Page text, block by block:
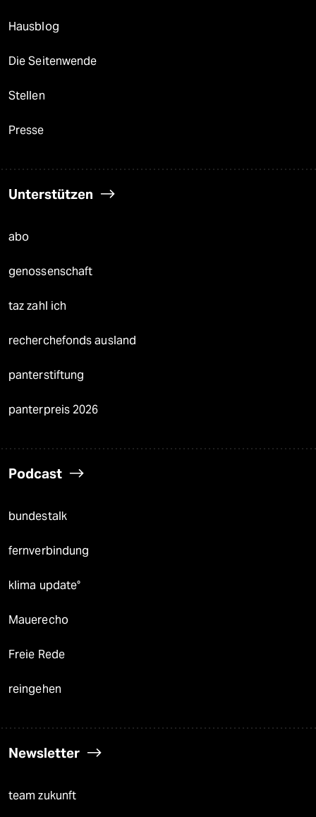
Hausblog
Die Seitenwende
Stellen
Presse
Unterstützen
abo
genossenschaft
taz zahl ich
recherchefonds ausland
panterstiftung
panterpreis 2026
Podcast
bundestalk
fernverbindung
klima update°
Mauerecho
Freie Rede
reingehen
Newsletter
team zukunft